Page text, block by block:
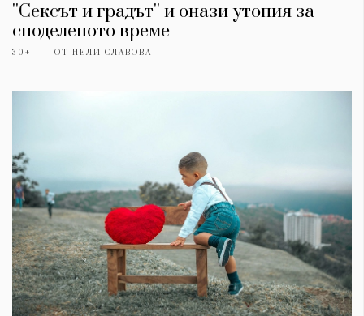
''Сексът и градът'' и онази утопия за
споделеното време
30+ ОТ НЕЛИ СЛАВОВА